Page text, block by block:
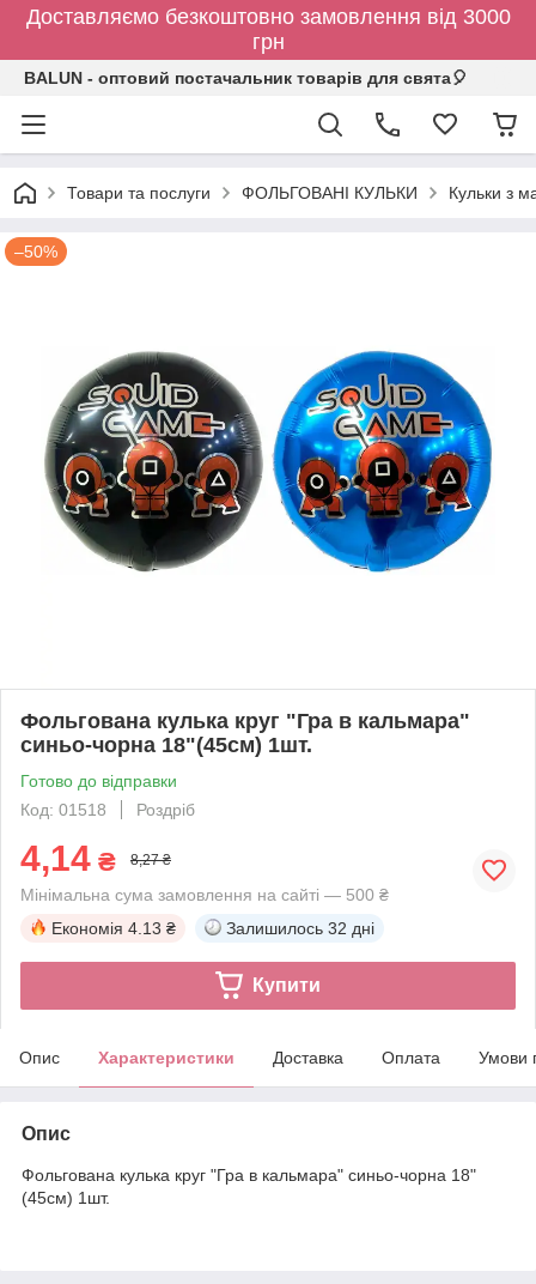
Доставляємо безкоштовно замовлення від 3000
грн
BALUN - оптовий постачальник товарів для свята🎈
Товари та послуги ФОЛЬГОВАНІ КУЛЬКИ Кульки з
–50%
Фольгована кулька круг "Гра в кальмара"
синьо-чорна 18"(45см) 1шт.
Готово до відправки
Код: 01518
Роздріб
4,14 ₴ 8,27 ₴
Мінімальна сума замовлення на сайті — 500 ₴
Економія 4.13 ₴ Залишилось 32 дні
Купити
Опис Характеристики Доставка Оплата Умови
Опис
Фольгована кулька круг "Гра в кальмара" синьо-чорна 18"
(45см) 1шт.